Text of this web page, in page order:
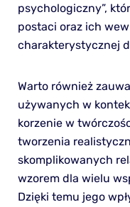
psychologiczny”,
postaci oraz ich
charakterystycznej
Warto również
używanych w
korzenie w
tworzenia
skomplikowanych
wzorem dla wielu
Dzięki temu jego